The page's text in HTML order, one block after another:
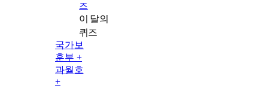
즈
이 달의 
퀴즈
국가보
훈부 +
과월호
+